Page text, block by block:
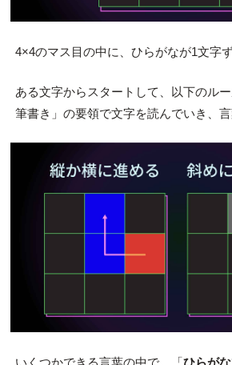
4×4のマス目の中に、ひらがなが1文字
ある文字からスタートして、以下のル
筆書き」の要領で文字を読んでいき、言